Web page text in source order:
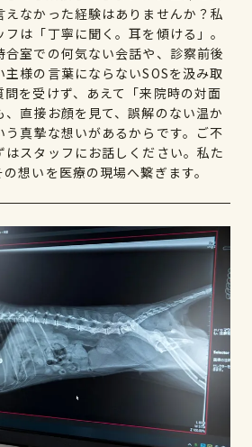
えなかった経験はありませんか？私
は「丁寧に聞く。耳を傾ける」。
合室での何気ない会話や、診察前後
様の言葉にならないSOSを汲み取
問を受けず、あえて「来院時の対面
直接お顔を見て、誤解のない温か
う真摯な想いがあるからです。ご不
スタッフにお話しください。私た
想いを医療の現場へ繋ぎます。